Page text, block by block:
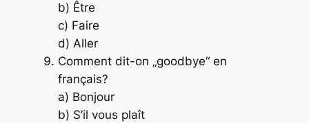
b) Être
c) Faire
d) Aller
Comment dit-on „goodbye“ en
français?
a) Bonjour
b) S’il vous plaît